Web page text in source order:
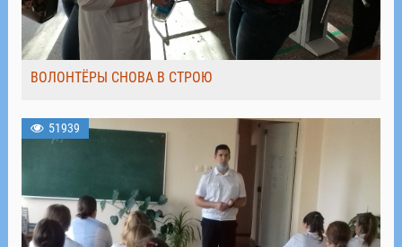
ВОЛОНТЁРЫ СНОВА В СТРОЮ
51939